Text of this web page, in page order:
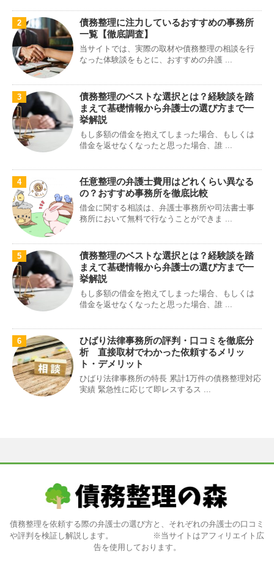
2
債務整理に注力しているおすすめの事務所
一覧【徹底調査】
当サイトでは、実際の取材や債務整理の相談を行
なった体験談をもとに、おすすめの弁護 ...
3
債務整理のベストな選択とは？経験談を踏
まえて基礎情報から弁護士の選び方まで一
挙解説
もし多額の借金を抱えてしまった場合、もしくは
借金を返せなくなったと思った場合、誰 ...
4
任意整理の弁護士費用はどれくらい異なる
の？おすすめ事務所を徹底比較
借金に関する相談は、弁護士事務所や司法書士事
務所において無料で行なうことができま ...
5
債務整理のベストな選択とは？経験談を踏
まえて基礎情報から弁護士の選び方まで一
挙解説
もし多額の借金を抱えてしまった場合、もしくは
借金を返せなくなったと思った場合、誰 ...
6
ひばり法律事務所の評判・口コミを徹底分
析 直接取材でわかった依頼するメリッ
ト・デメリット
ひばり法律事務所の特長 累計1万件の債務整理対応
実績 緊急性に応じて即レスするス ...
債務整理を依頼する際の弁護士の選び方と、それぞれの弁護士の口コミ
や評判を検証し解説します。 ※当サイトはアフィリエイト広
告を使用しております。